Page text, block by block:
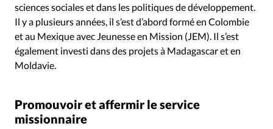
sciences sociales et dans les politiques de développement.
Il y a plusieurs années, il s’est d’abord formé en Colombie
et au Mexique avec Jeunesse en Mission (JEM). Il s’est
également investi dans des projets à Madagascar et en
Moldavie.
Promouvoir et affermir le service
missionnaire